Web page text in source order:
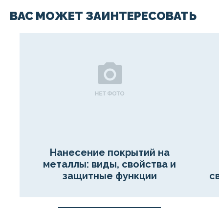
ВАС МОЖЕТ ЗАИНТЕРЕСОВАТЬ
Нанесение покрытий на
металлы: виды, свойства и
защитные функции